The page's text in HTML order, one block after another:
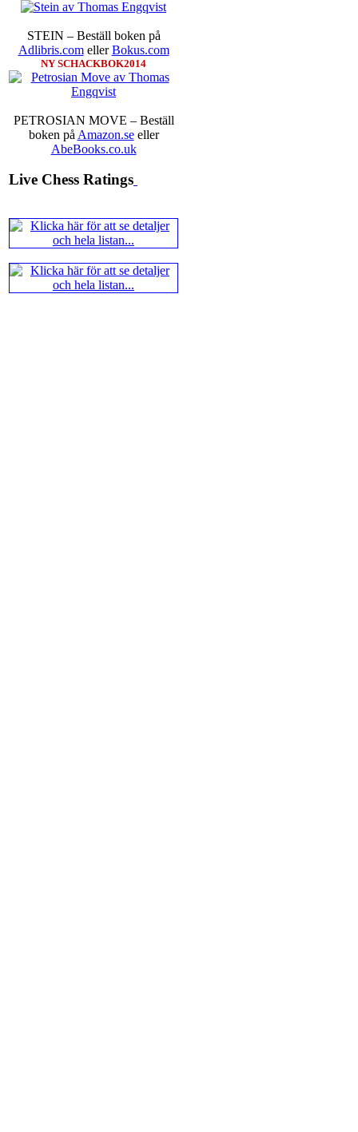
STEIN – Beställ boken på
Adlibris.comellerBokus.com
NY SCHACKBOK2014
PETROSIAN MOVE – Beställ
boken på Amazon.seeller
AbeBooks.co.uk
Live Chess Ratings